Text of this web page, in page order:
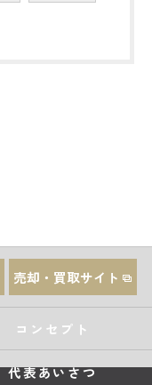
売却・買取サイト
コンセプト
代表あいさつ